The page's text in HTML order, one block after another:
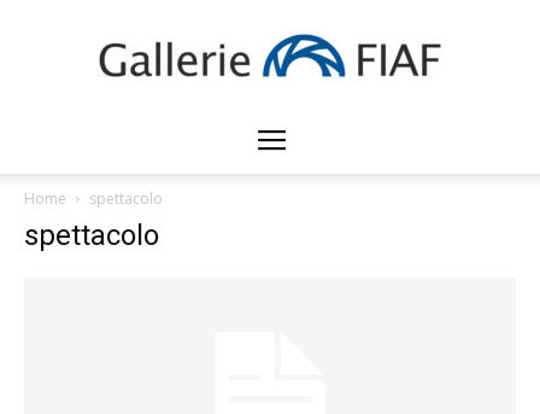
Gallerie
Home spettacolo
spettacolo